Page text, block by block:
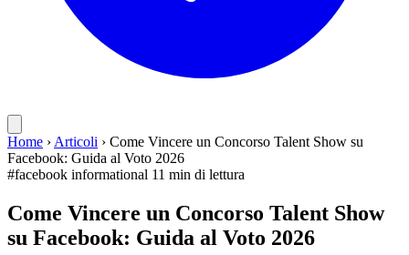
Home › Articoli › Come Vincere un Concorso Talent Show su
Facebook: Guida al Voto 2026
#facebook informational 11 min di lettura
Come Vincere un Concorso Talent Show
su Facebook: Guida al Voto 2026